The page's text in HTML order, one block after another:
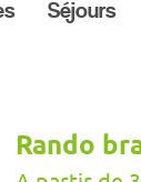
Séjours
Rando